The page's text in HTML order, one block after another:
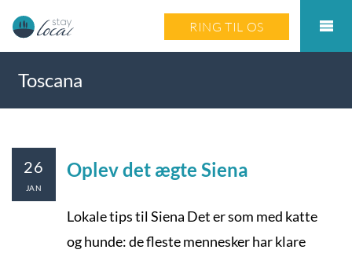
RING TIL OS
Toscana
Oplev det ægte Siena
Lokale tips til Siena Det er som med katte
og hunde: de fleste mennesker har klare
26
JAN